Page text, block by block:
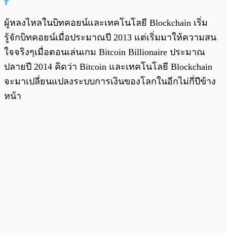
ผู้หลงไหลในบิทคอยน์และเทคโนโลยี Blockchain เริ่ม
รู้จักบิทคอยน์เมื่อประมาณปี 2013 แต่เริ่มมาให้ความสน
ใจจริงๆเมื่อตอนเล่นเกม Bitcoin Billionaire ประมาณ
ปลายปี 2014 คิดว่า Bitcoin และเทคโนโลยี Blockchain
จะมาเปลี่ยนแปลงระบบการเงินของโลกในอีกไม่กี่ปีข้าง
หน้า